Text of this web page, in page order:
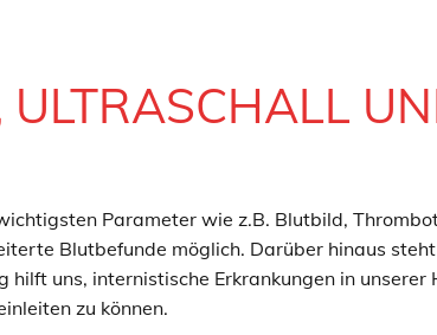
Parameter wie z.B. Blutbild,
Blutbefunde möglich. Darüber hinaus
uns, internistische Erkrankungen in
zu können.